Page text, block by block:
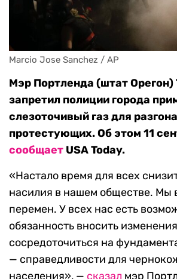
Marcio Jose Sanchez / AP
Мэр Портленда (штат Орегон)
запретил полиции города
слезоточивый газ для разгона
протестующих. Об этом 11
сообщает USA Today.
«Настало время для всех
насилия в нашем обществе. Мы
перемен. У всех нас есть
обязанность вносить
сосредоточиться на
— справедливости для
населения», — сказал мэр